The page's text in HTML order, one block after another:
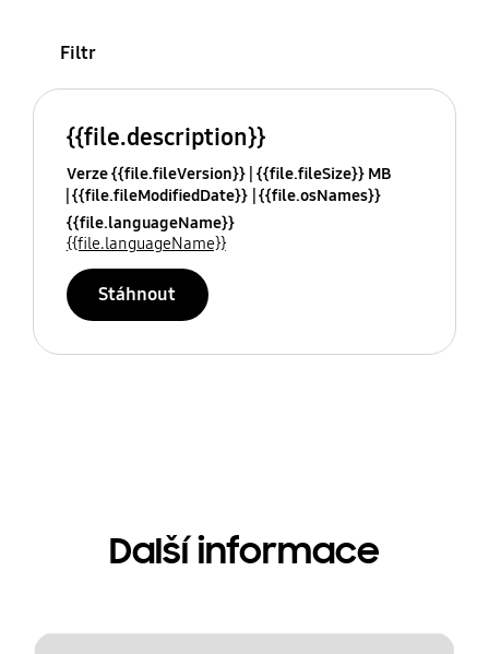
Filtr
{{file.description}}
Verze {{file.fileVersion}} {{file.fileSize}} MB
{{file.fileModifiedDate}} {{file.osNames}}
{{file.languageName}}
{{file.languageName}}
Stáhnout
Další informace